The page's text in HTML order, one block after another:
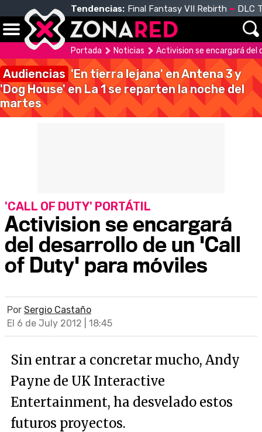
Tendencias: Final Fantasy VII Rebirth DLC
Portada Noticias Activision se encargará del
Audiencias 'En tierra lejana' en Antena 3 y
'Dog House' en La 1 se reparten la noche del
martes
Activision se encargará
del desarrollo de un 'Call
of Duty' para móviles
'CALL OF DUTY' PORTÁTIL
Por Sergio Castaño
El 6 de July 2012 | 18:45
Sin entrar a concretar mucho, Andy
Payne de UK Interactive
Entertainment, ha desvelado estos
futuros proyectos.